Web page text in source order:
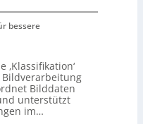
bessere
‚Klassifikation‘
Bilddaten
unterstützt
im…